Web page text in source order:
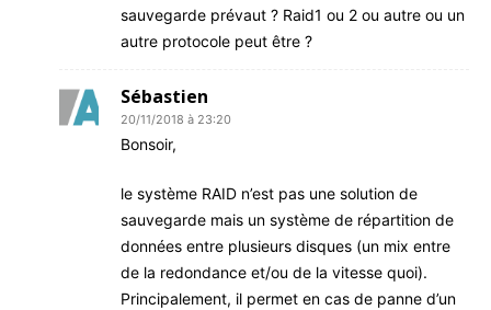
sauvegarde prévaut ? Raid1 ou 2 ou autre ou un
autre protocole peut être ?
Sébastien
20/11/2018 à 23:20
Bonsoir,
le système RAID n’est pas une solution de
sauvegarde mais un système de répartition de
données entre plusieurs disques (un mix entre
de la redondance et/ou de la vitesse quoi).
Principalement, il permet en cas de panne d’un